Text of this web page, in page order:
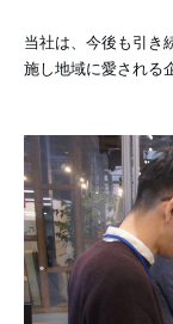
当社は、今後も引き
施し地域に愛される